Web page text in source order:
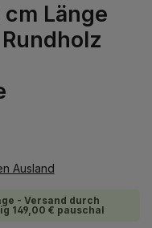
Länge
Ausland
- Versand durch
149,00 € pauschal